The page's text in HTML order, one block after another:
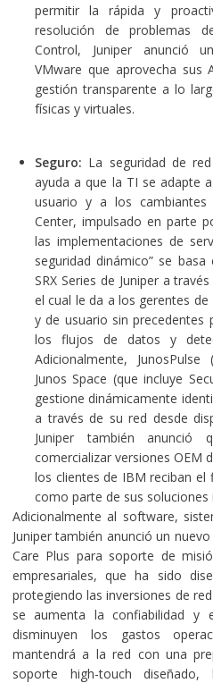
permitir la rápida y
resolución de problemas
Control, Juniper anunció
VMware que aprovecha sus
gestión transparente a lo
físicas y virtuales.
Seguro: La seguridad de
ayuda a que la TI se adapte
usuario y a los
Center, impulsado en parte
las implementaciones de
seguridad dinámico” se
SRX Series de Juniper a
el cual le da a los gerentes
y de usuario sin
los flujos de datos y
Adicionalmente,
Junos Space (que incluye
gestione dinámicamente
a través de su red desde
Juniper también
comercializar versiones OEM
los clientes de IBM reciban
como parte de sus
Adicionalmente al software,
Juniper también anunció un
Care Plus para soporte de
empresariales, que ha sido
protegiendo las inversiones de
se aumenta la confiabilidad y
disminuyen los gastos
mantendrá a la red con una
soporte high-touch diseñado,